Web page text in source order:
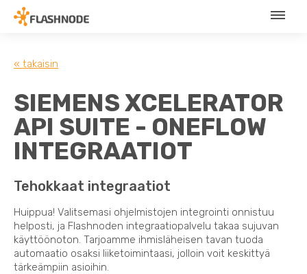
« takaisin
SIEMENS XCELERATOR
API SUITE - ONEFLOW
INTEGRAATIOT
Tehokkaat integraatiot
Huippua! Valitsemasi ohjelmistojen integrointi onnistuu
helposti, ja Flashnoden integraatiopalvelu takaa sujuvan
käyttöönoton. Tarjoamme ihmisläheisen tavan tuoda
automaatio osaksi liiketoimintaasi, jolloin voit keskittyä
tärkeämpiin asioihin.